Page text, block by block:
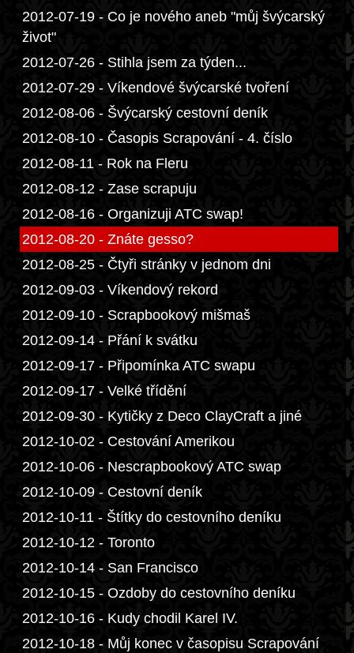
2012-07-19 - Co je nového aneb "můj švýcarský
život"
2012-07-26 - Stihla jsem za týden...
2012-07-29 - Víkendové švýcarské tvoření
2012-08-06 - Švýcarský cestovní deník
2012-08-10 - Časopis Scrapování - 4. číslo
2012-08-11 - Rok na Fleru
2012-08-12 - Zase scrapuju
2012-08-16 - Organizuji ATC swap!
2012-08-20 - Znáte gesso?
2012-08-25 - Čtyři stránky v jednom dni
2012-09-03 - Víkendový rekord
2012-09-10 - Scrapbookový mišmaš
2012-09-14 - Přání k svátku
2012-09-17 - Připomínka ATC swapu
2012-09-17 - Velké třídění
2012-09-30 - Kytičky z Deco ClayCraft a jiné
2012-10-02 - Cestování Amerikou
2012-10-06 - Nescrapbookový ATC swap
2012-10-09 - Cestovní deník
2012-10-11 - Štítky do cestovního deníku
2012-10-12 - Toronto
2012-10-14 - San Francisco
2012-10-15 - Ozdoby do cestovního deníku
2012-10-16 - Kudy chodil Karel IV.
2012-10-18 - Můj konec v časopisu Scrapování